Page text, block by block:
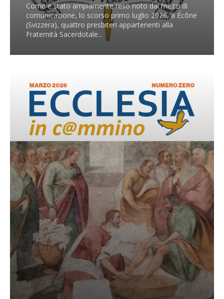
Come è stato ampiamente reso noto dai mezzi di
comunicazione, lo scorso primo luglio 2026, a Écône
(Svizzera), quattro presbiteri appartenenti alla
Fraternità Sacerdotale...